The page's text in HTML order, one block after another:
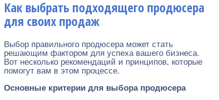
Как выбрать подходящего продюсера
для своих продаж
Выбор правильного продюсера может стать
решающим фактором для успеха вашего бизнеса.
Вот несколько рекомендаций и принципов, которые
помогут вам в этом процессе.
Основные критерии для выбора продюсера